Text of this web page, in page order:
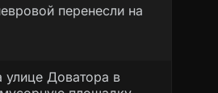
перенесли на
улице Доватора в